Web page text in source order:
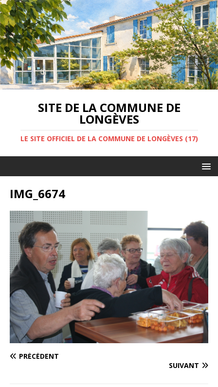
SITE DE LA COMMUNE DE
LONGÈVES
LE SITE OFFICIEL DE LA COMMUNE DE LONGÈVES (17)
IMG_6674
PRÉCÉDENT
SUIVANT